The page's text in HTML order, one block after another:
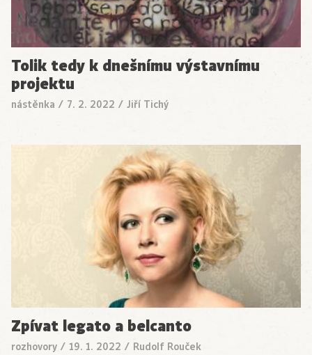
Tolik tedy k dnešnímu výstavnímu
projektu
nástěnka / 7. 2. 2022 / Jiří Tichý
Zpívat legato a belcanto
rozhovory / 19. 1. 2022 / Rudolf Rouček